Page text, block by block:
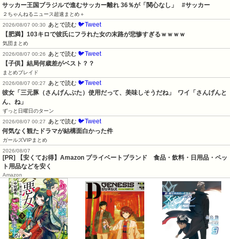
サッカー王国ブラジルで進むサッカー離れ 36％が「関心なし」   #サッカー
２ちゃんねるニュース超速まとめ＋
2026/08/07 00:30
あとで読む 🐦Tweet
【肥満】103キロで彼氏にフラれた女の末路が悲惨すぎるｗｗｗｗ
気団まとめ
2026/08/07 00:26
あとで読む 🐦Tweet
【子供】結局何歳差がベスト？？
まとめブレイド
2026/08/07 00:27
あとで読む 🐦Tweet
彼女「三元豚（さんげんぶた）使用だって、美味しそうだね」  ワイ「さんげんと
ん、ね」
ずっと日曜日のターン
2026/08/07 00:27
あとで読む 🐦Tweet
何気なく観たドラマが結構面白かった件
ガールズVIPまとめ
2026/08/07
[PR] 【安くてお得】Amazon プライベートブランド 食品・飲料・日用品・ペッ
ト用品などを安く
Amazon